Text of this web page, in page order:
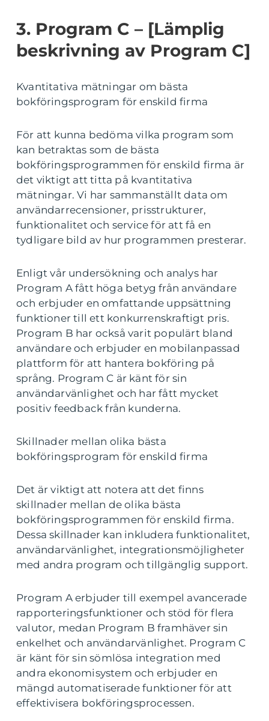
3. Program C – [Lämplig
beskrivning av Program C]
Kvantitativa mätningar om bästa
bokföringsprogram för enskild firma
För att kunna bedöma vilka program som
kan betraktas som de bästa
bokföringsprogrammen för enskild firma är
det viktigt att titta på kvantitativa
mätningar. Vi har sammanställt data om
användarrecensioner, prisstrukturer,
funktionalitet och service för att få en
tydligare bild av hur programmen presterar.
Enligt vår undersökning och analys har
Program A fått höga betyg från användare
och erbjuder en omfattande uppsättning
funktioner till ett konkurrenskraftigt pris.
Program B har också varit populärt bland
användare och erbjuder en mobilanpassad
plattform för att hantera bokföring på
språng. Program C är känt för sin
användarvänlighet och har fått mycket
positiv feedback från kunderna.
Skillnader mellan olika bästa
bokföringsprogram för enskild firma
Det är viktigt att notera att det finns
skillnader mellan de olika bästa
bokföringsprogrammen för enskild firma.
Dessa skillnader kan inkludera funktionalitet,
användarvänlighet, integrationsmöjligheter
med andra program och tillgänglig support.
Program A erbjuder till exempel avancerade
rapporteringsfunktioner och stöd för flera
valutor, medan Program B framhäver sin
enkelhet och användarvänlighet. Program C
är känt för sin sömlösa integration med
andra ekonomisystem och erbjuder en
mängd automatiserade funktioner för att
effektivisera bokföringsprocessen.